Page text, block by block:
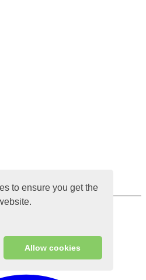
to ensure you get the
Allow cookies